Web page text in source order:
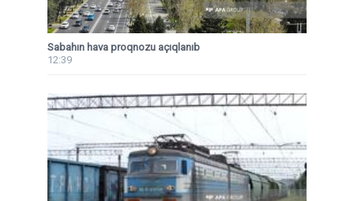
Sabahın hava proqnozu açıqlanıb
12:39